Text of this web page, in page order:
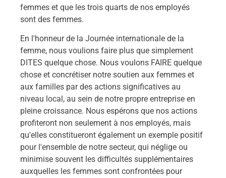
femmes et que les trois quarts de nos employés
sont des femmes.
En l'honneur de la Journée internationale de la
femme, nous voulions faire plus que simplement
DITES quelque chose. Nous voulons FAIRE quelque
chose et concrétiser notre soutien aux femmes et
aux familles par des actions significatives au
niveau local, au sein de notre propre entreprise en
pleine croissance. Nous espérons que nos actions
profiteront non seulement à nos employés, mais
qu'elles constitueront également un exemple positif
pour l'ensemble de notre secteur, qui néglige ou
minimise souvent les difficultés supplémentaires
auxquelles les femmes sont confrontées pour